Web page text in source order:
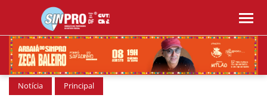
Notícia Principal